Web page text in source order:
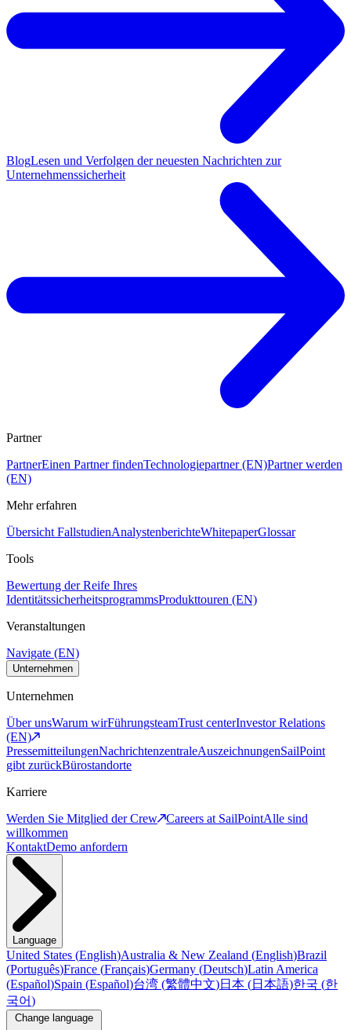
BlogLesen und Verfolgen der neuesten Nachrichten zur
Unternehmenssicherheit
Partner
PartnerEinen Partner findenTechnologiepartner (EN)Partner werden
(EN)
Mehr erfahren
Übersicht FallstudienAnalystenberichteWhitepaperGlossar
Tools
Bewertung der Reife Ihres
IdentitätssicherheitsprogrammsProdukttouren (EN)
Veranstaltungen
Navigate (EN)
Unternehmen
Unternehmen
Über unsWarum wirFührungsteamTrust centerInvestor Relations
(EN)
PressemitteilungenNachrichtenzentraleAuszeichnungenSailPoint
gibt zurückBürostandorte
Karriere
Werden Sie Mitglied der Crew
Careers at SailPointAlle sind
willkommen
KontaktDemo anfordern
Language
United States (English)Australia & New Zealand (English)Brazil
(Português)France (Français)Germany (Deutsch)Latin America
(Español)Spain (Español)台湾 (繁體中文)日本 (日本語)한국 (한
국어)
Change language